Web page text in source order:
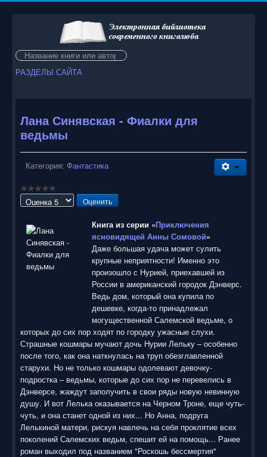
Искать...
РАЗДЕЛЫ САЙТА
Лана Синявская - Фиалки для
ведьмы
Категория: Фантастика
Пожалуйста,
Книга из серии «Приключения
ясновидящей Анны Сомовой»
Даже большая удача может сулить
крупные неприятности! Именно это
произошло с Нурией, приехавшей из
России в американский городок Дэнверс.
Ведь дом, который она купила по
дешевке, когда-то принадлежал
могущественной Салемской ведьме, о
которых до сих пор ходят по городку ужасные слухи.
Страшные кошмары мучают дочь Нурии Лельку – особенно
после того, как она наткнулась на труп обезглавленной
старухи. Но не только кошмары одолевают девочку-
подростка – ведьмы, которые до сих пор не перевелись в
Дэнверсе, жаждут заполучить в свои ряды новую невинную
душу. И вот Лелька оказывается на Черном Троне, еще чуть-
чуть, и она станет одной из них... Но Анна, подруга
Лелькиной матери, рискуя навлечь на себя проклятие всех
поколений Салемских ведьм, спешит ей на помощь... Ранее
роман выходил под названием "Роскошь бессмертия"